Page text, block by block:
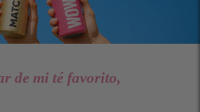
de mi té favorito,